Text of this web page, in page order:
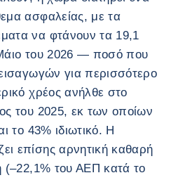
ασφαλείας, με τα
να φτάνουν τα 19,1
του 2026 — ποσό που
για περισσότερο
χρέος ανήλθε στο
του 2025, εκ των οποίων
το 43% ιδιωτικό. Η
επίσης αρνητική καθαρή
(–22,1% του ΑΕΠ κατά το